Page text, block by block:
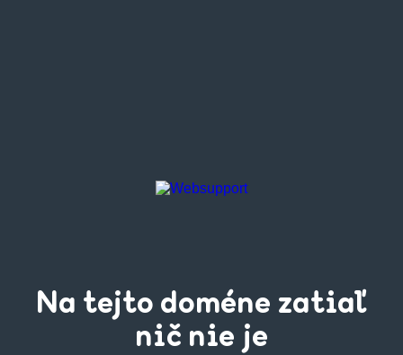
Na tejto doméne zatiaľ
nič nie je